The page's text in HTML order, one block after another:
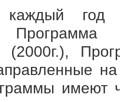
каждый
Программа
(2000г.),
имеют